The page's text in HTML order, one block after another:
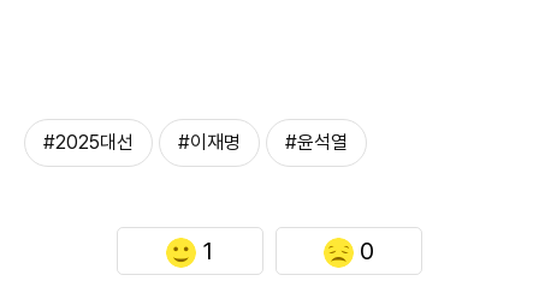
#2025대선 #이재명 #윤석열
1 0